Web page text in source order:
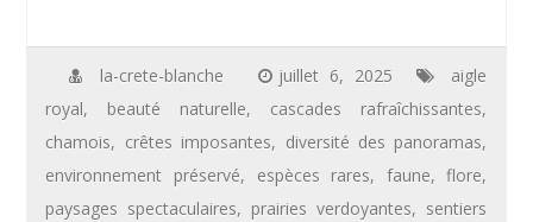
la-crete-blanche juillet 6, 2025
aigle
royal, beauté naturelle, cascades rafraîchissantes,
chamois, crêtes imposantes, diversité des panoramas,
environnement préservé, espèces rares, faune,flore,
paysages spectaculaires, prairies verdoyantes, sentiers